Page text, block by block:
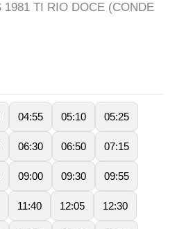
1981 TI RIO DOCE (CONDE
04:55 05:10 05:25
06:30 06:50 07:15
09:00 09:30 09:55
11:40 12:05 12:30